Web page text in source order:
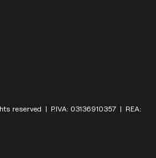
reserved | P.IVA: 03136910357 | REA: